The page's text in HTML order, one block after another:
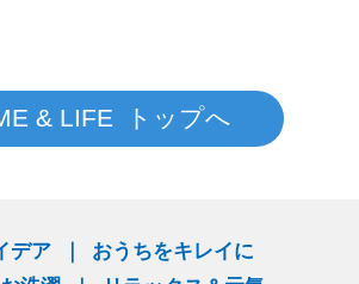
& LIFE トップへ
デア
おうちをキレイに